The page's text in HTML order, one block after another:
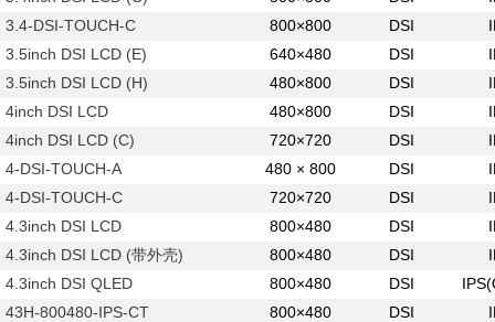
3.4-DSI-TOUCH-C
800×800 DSI
3.5inch DSI LCD (E)
640×480 DSI
3.5inch DSI LCD (H)
480×800 DSI
4inch DSI LCD
480×800 DSI
4inch DSI LCD (C)
720×720 DSI
4-DSI-TOUCH-A
480 × 800 DSI
4-DSI-TOUCH-C
720×720 DSI
4.3inch DSI LCD
800×480 DSI
4.3inch DSI LCD (带外壳)
800×480 DSI
4.3inch DSI QLED
800×480 DSI
43H-800480-IPS-CT
800×480 DSI